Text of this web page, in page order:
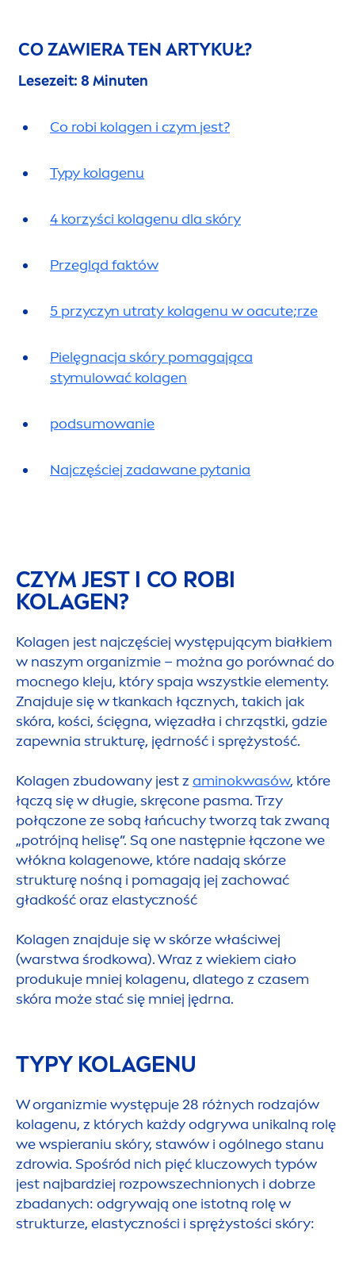
CO ZAWIERA TEN ARTYKUŁ?
Lesezeit: 8 Minuten
Co robi kolagen i czym jest?
Typy kolagenu
4 korzyści kolagenu dla skóry
Przegląd faktów
5 przyczyn utraty kolagenu w oacute;rze
Pielęgnacja skóry pomagająca
stymulować kolagen
podsumowanie
Najczęściej zadawane pytania
CZYM JEST I CO ROBI
KOLAGEN?
Kolagen jest najczęściej występującym białkiem
w naszym organizmie – można go porównać do
mocnego kleju, który spaja wszystkie elementy.
Znajduje się w tkankach łącznych, takich jak
skóra, kości, ścięgna, więzadła i chrząstki, gdzie
zapewnia strukturę, jędrność i sprężystość.
Kolagen zbudowany jest z aminokwasów, które
łączą się w długie, skręcone pasma. Trzy
połączone ze sobą łańcuchy tworzą tak zwaną
„potrójną helisę”. Są one następnie łączone we
włókna kolagenowe, które nadają skórze
strukturę nośną i pomagają jej zachować
gładkość oraz elastyczność
Kolagen znajduje się w skórze właściwej
(warstwa środkowa). Wraz z wiekiem ciało
produkuje mniej kolagenu, dlatego z czasem
skóra może stać się mniej jędrna.
TYPY KOLAGENU
W organizmie występuje 28 różnych rodzajów
kolagenu, z których każdy odgrywa unikalną rolę
we wspieraniu skóry, stawów i ogólnego stanu
zdrowia. Spośród nich pięć kluczowych typów
jest najbardziej rozpowszechnionych i dobrze
zbadanych: odgrywają one istotną rolę w
strukturze, elastyczności i sprężystości skóry: